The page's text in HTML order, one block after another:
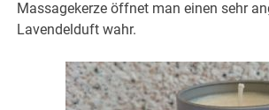
Massagekerze öffnet man einen sehr
Lavendelduft wahr.